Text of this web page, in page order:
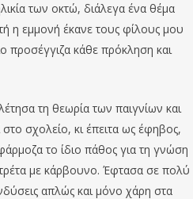
των οκτώ, διάλεγα ένα θέμα
η εμμονή έκανε τους φίλους μου
προσέγγιζα κάθε πρόκληση και
τη θεωρία των παιγνίων και
σχολείο, κι έπειτα ως έφηβος,
το ίδιο πάθος για τη γνώση
με κάρβουνο. Έφτασα σε πολύ
απλώς και μόνο χάρη στα